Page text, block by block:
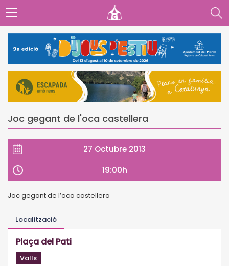
Joc gegant de l'oca castellera
27 Octubre 2013
19:00h
Joc gegant de l’oca castellera
Localització
Plaça del Pati
Valls